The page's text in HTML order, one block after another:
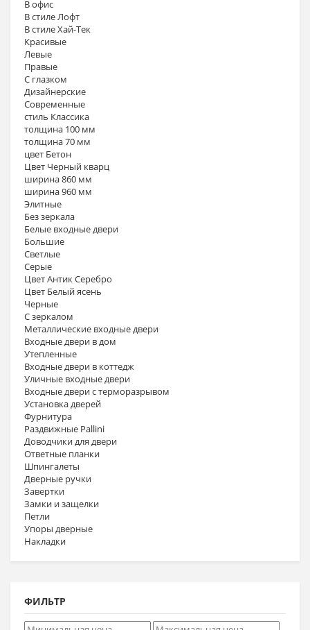
В офис
В стиле Лофт
В стиле Хай-Тек
Красивые
Левые
Правые
С глазком
Дизайнерские
Современные
стиль Классика
толщина 100 мм
толщина 70 мм
цвет Бетон
Цвет Черный кварц
ширина 860 мм
ширина 960 мм
Элитные
Без зеркала
Белые входные двери
Большие
Светлые
Серые
Цвет Антик Серебро
Цвет Белый ясень
Черные
С зеркалом
Металлические входные двери
Входные двери в дом
Утепленные
Входные двери в коттедж
Уличные входные двери
Входные двери с терморазрывом
Установка дверей
Фурнитура
Раздвижные Pallini
Доводчики для двери
Ответные планки
Шпингалеты
Дверные ручки
Завертки
Замки и защелки
Петли
Упоры дверные
Накладки
ФИЛЬТР